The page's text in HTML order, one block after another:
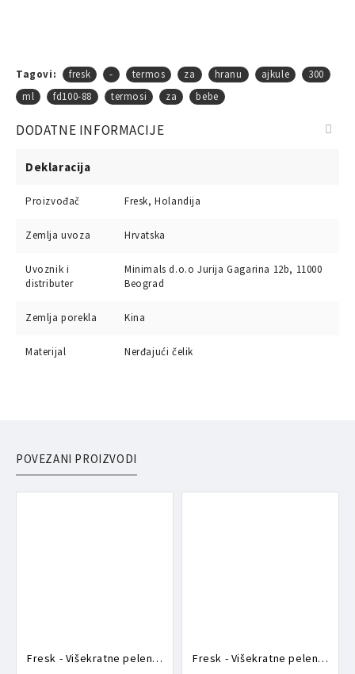
Tagovi: fresk - termos za hranu ajkule
300
ml
fd100-88 termosi za bebe
DODATNE INFORMACIJE
Deklaracija
Proizvođač Fresk, Holandija
Zemlja uvoza Hrvatska
Uvoznik i
distributer
Minimals d.o.o Jurija Gagarina 12b, 11000
Beograd
Zemlja porekla Kina
Materijal Nerđajući čelik
POVEZANI PROIZVODI
Fresk - Višekratne pelene za kupanje bobice Fresk - Višekratne pelene za kupanje kornjače